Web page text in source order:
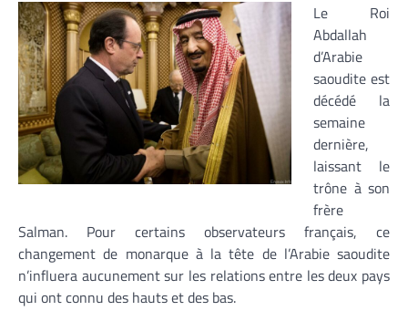
Le Roi
Abdallah
d’Arabie
saoudite est
décédé la
semaine
dernière,
laissant le
trône à son
frère
Salman. Pour certains observateurs français, ce
changement de monarque à la tête de l’Arabie saoudite
n’influera aucunement sur les relations entre les deux pays
qui ont connu des hauts et des bas.